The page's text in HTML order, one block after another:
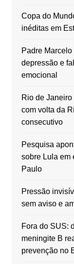
Copa do
inéditas em
Padre
depressão e
emocional
Rio de
com volta da
consecutivo
Pesquisa
sobre Lula em
Paulo
Pressão
sem aviso e
Fora do SUS:
meningite B
prevenção no